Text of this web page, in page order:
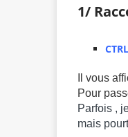
1/
Il vous
Pour
Parfois ,
mais